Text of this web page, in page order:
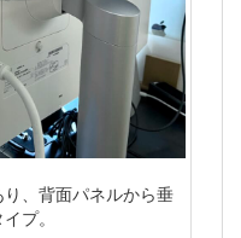
、背面パネルから垂
プ。